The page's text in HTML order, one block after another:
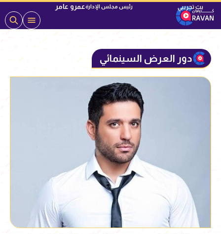
رئيس مجلس الإدارةعمرو عامر
دور العرض السينمائي